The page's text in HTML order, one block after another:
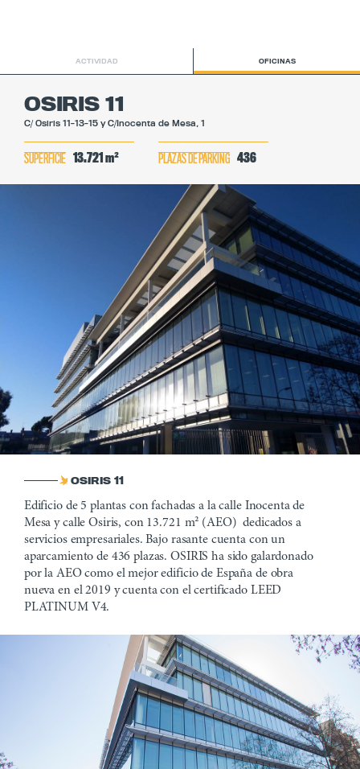
ACTIVIDAD OFICINAS
OSIRIS 11
C/ Osiris 11-13-15 y C/Inocenta de Mesa, 1
SUPERFICIE 13.721 m² PLAZAS DE PARKING 436
OSIRIS 11
Edificio de 5 plantas con fachadas a la calle Inocenta de
Mesa y calle Osiris, con 13.721 m² (AEO) dedicados a
servicios empresariales. Bajo rasante cuenta con un
aparcamiento de 436 plazas. OSIRIS ha sido galardonado
por la AEO como el mejor edificio de España de obra
nueva en el 2019 y cuenta con el certificado LEED
PLATINUM V4.